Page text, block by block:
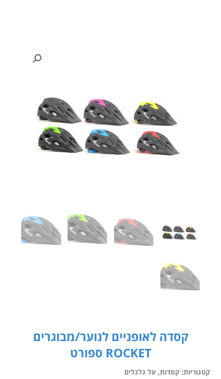
קסדה לאופניים לנוער/מבוגרים
ROCKET ספורט
קטגוריות:קסדות, על גלגלים